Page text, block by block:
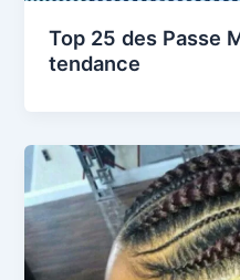
Top 25 des Passe
tendance